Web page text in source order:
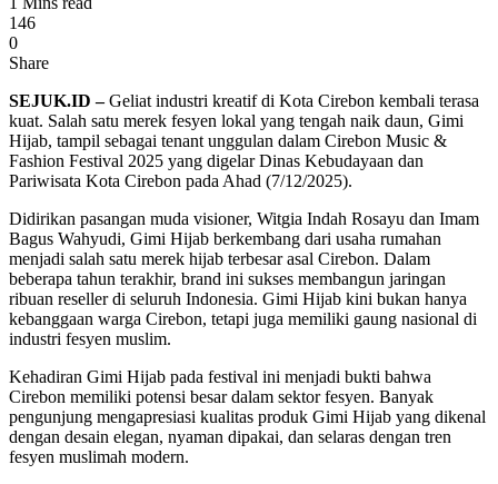
146
0
Share
SEJUK.ID –Geliat industri kreatif di Kota Cirebon kembali terasa
kuat. Salah satu merek fesyen lokal yang tengah naik daun, Gimi
Hijab, tampil sebagai tenant unggulan dalam Cirebon Music &
Fashion Festival 2025 yang digelar Dinas Kebudayaan dan
Pariwisata Kota Cirebon pada Ahad (7/12/2025).
Didirikan pasangan muda visioner, Witgia Indah Rosayu dan Imam
Bagus Wahyudi, Gimi Hijab berkembang dari usaha rumahan
menjadi salah satu merek hijab terbesar asal Cirebon. Dalam
beberapa tahun terakhir, brand ini sukses membangun jaringan
ribuan reseller di seluruh Indonesia. Gimi Hijab kini bukan hanya
kebanggaan warga Cirebon, tetapi juga memiliki gaung nasional di
industri fesyen muslim.
Kehadiran Gimi Hijab pada festival ini menjadi bukti bahwa
Cirebon memiliki potensi besar dalam sektor fesyen. Banyak
pengunjung mengapresiasi kualitas produk Gimi Hijab yang dikenal
dengan desain elegan, nyaman dipakai, dan selaras dengan tren
fesyen muslimah modern.